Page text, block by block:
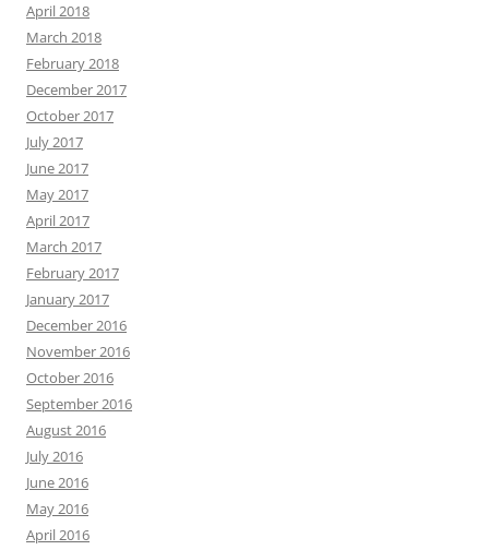
April 2018
March 2018
February 2018
December 2017
October 2017
July 2017
June 2017
May 2017
April 2017
March 2017
February 2017
January 2017
December 2016
November 2016
October 2016
September 2016
August 2016
July 2016
June 2016
May 2016
April 2016